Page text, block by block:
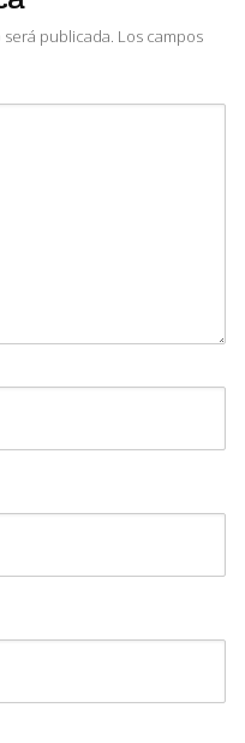
publicada. Los campos